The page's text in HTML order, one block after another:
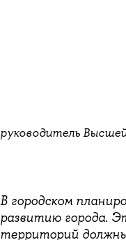
руководитель
В городском
развитию города.
территорий